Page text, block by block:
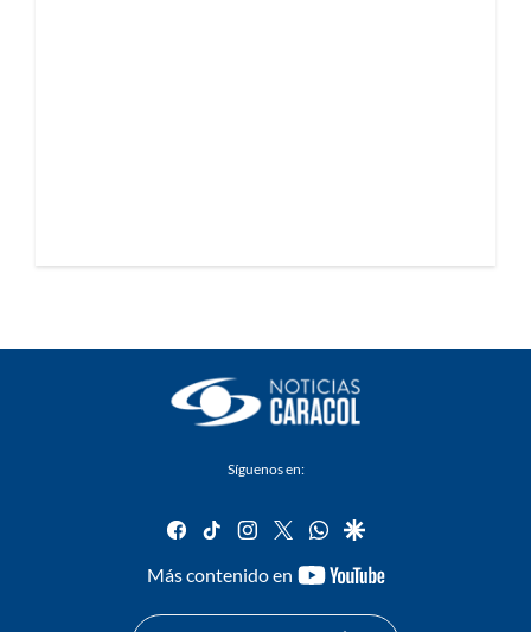
Síguenos en:
facebook
tiktok instagram
twitterwhatsapp
google
Más contenido en
youtube-